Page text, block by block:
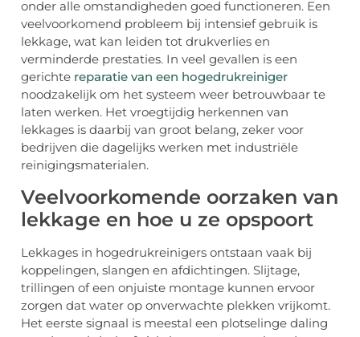
onder alle omstandigheden goed functioneren. Een
veelvoorkomend probleem bij intensief gebruik is
lekkage, wat kan leiden tot drukverlies en
verminderde prestaties. In veel gevallen is een
gerichte reparatie van een hogedrukreiniger
noodzakelijk om het systeem weer betrouwbaar te
laten werken. Het vroegtijdig herkennen van
lekkages is daarbij van groot belang, zeker voor
bedrijven die dagelijks werken met industriële
reinigingsmaterialen.
Veelvoorkomende oorzaken van
lekkage en hoe u ze opspoort
Lekkages in hogedrukreinigers ontstaan vaak bij
koppelingen, slangen en afdichtingen. Slijtage,
trillingen of een onjuiste montage kunnen ervoor
zorgen dat water op onverwachte plekken vrijkomt.
Het eerste signaal is meestal een plotselinge daling